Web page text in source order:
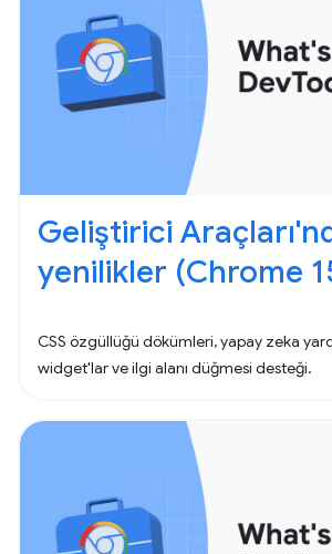
Geliştirici
yenilikler (Chrome
CSS özgüllüğü dökümleri, yapay zeka
widget'lar ve ilgi alanı düğmesi desteği.